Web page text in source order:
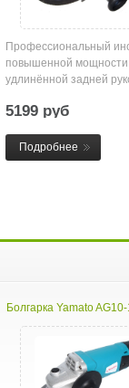
Профессиональный
повышенной мощности
удлинённой задней
5199 руб
Подробнее
Болгарка Yamato